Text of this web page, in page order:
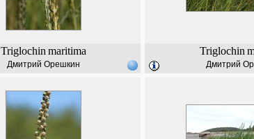
Triglochin maritima
Дмитрий Орешкин
Triglochin
Дмитрий